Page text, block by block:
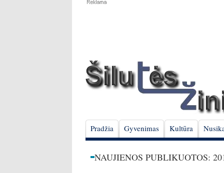
Pradžia Gyvenimas Kultūra
NAUJIENOS PUBLIKUOTOS: